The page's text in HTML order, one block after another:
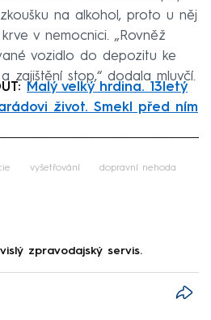
na alkohol, proto u něj
v nemocnici. „Rovněž
vozidlo do depozitu ke
zajištění stop,“ dodala mluvčí.
Malý velký hrdina. 13letý
život. Smekl před ním
vyšetřování dopravní nehoda
zpravodajský servis.